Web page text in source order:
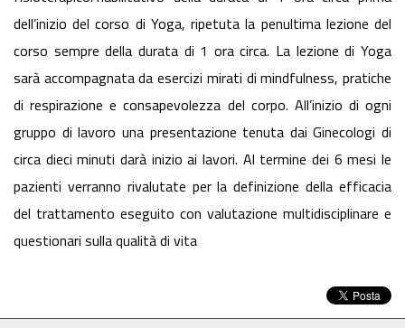
dell’inizio del corso di Yoga, ripetuta la penultima lezione del
corso sempre della durata di 1 ora circa. La lezione di Yoga
sarà accompagnata da esercizi mirati di mindfulness, pratiche
di respirazione e consapevolezza del corpo. All’inizio di ogni
gruppo di lavoro una presentazione tenuta dai Ginecologi di
circa dieci minuti darà inizio ai lavori. Al termine dei 6 mesi le
pazienti verranno rivalutate per la definizione della efficacia
del trattamento eseguito con valutazione multidisciplinare e
questionari sulla qualità di vita